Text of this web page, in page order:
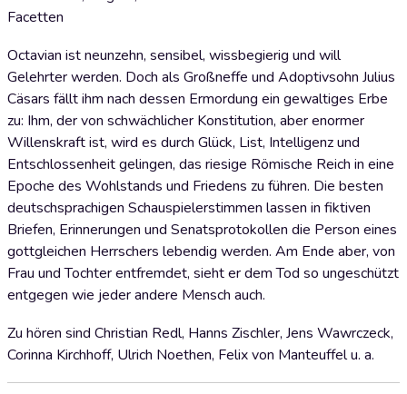
Facetten
Octavian ist neunzehn, sensibel, wissbegierig und will
Gelehrter werden. Doch als Großneffe und Adoptivsohn Julius
Cäsars fällt ihm nach dessen Ermordung ein gewaltiges Erbe
zu: Ihm, der von schwächlicher Konstitution, aber enormer
Willenskraft ist, wird es durch Glück, List, Intelligenz und
Entschlossenheit gelingen, das riesige Römische Reich in eine
Epoche des Wohlstands und Friedens zu führen. Die besten
deutschsprachigen Schauspielerstimmen lassen in fiktiven
Briefen, Erinnerungen und Senatsprotokollen die Person eines
gottgleichen Herrschers lebendig werden. Am Ende aber, von
Frau und Tochter entfremdet, sieht er dem Tod so ungeschützt
entgegen wie jeder andere Mensch auch.
Zu hören sind Christian Redl, Hanns Zischler, Jens Wawrczeck,
Corinna Kirchhoff, Ulrich Noethen, Felix von Manteuffel u. a.